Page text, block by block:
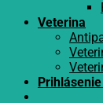
Veterina